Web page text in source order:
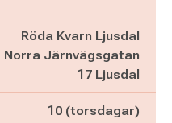
Röda Kvarn Ljusdal
Norra Järnvägsgatan
17 Ljusdal
10 (torsdagar)